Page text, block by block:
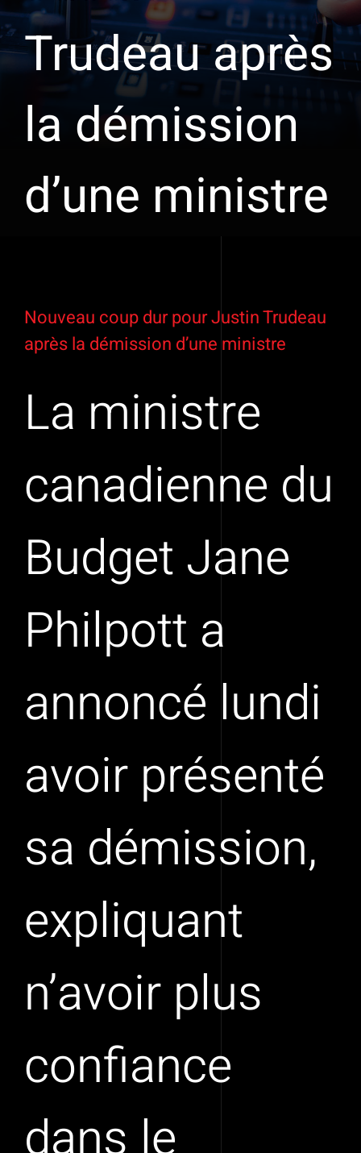
Trudeau après
la démission
d’une ministre
l'image
agrandie
Nouveau coup dur pour Justin Trudeau
après la démission d’une ministre
La ministre
canadienne du
Budget Jane
Philpott a
annoncé lundi
avoir présenté
sa démission,
expliquant
n’avoir plus
confiance